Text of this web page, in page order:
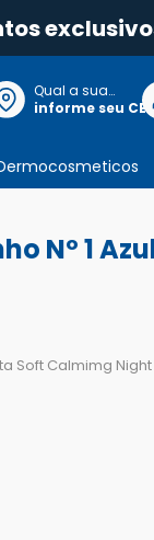
Qual a sua
localização?
informe seu CEP
Nº 1
Soft Calmimg